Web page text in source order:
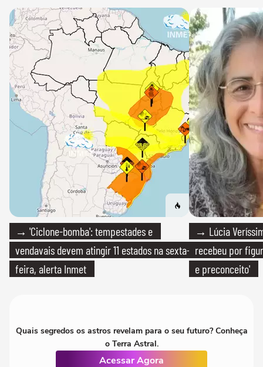
→ 'Ciclone-bomba': tempestades e
vendavais devem atingir 11 estados na sexta-
feira, alerta Inmet
→ Lúcia
recebeu por
e preconceito'
Quais segredos os astros revelam para o seu futuro? Conheça
o Terra Astral.
Acessar Agora